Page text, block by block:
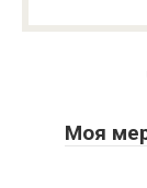
Моя